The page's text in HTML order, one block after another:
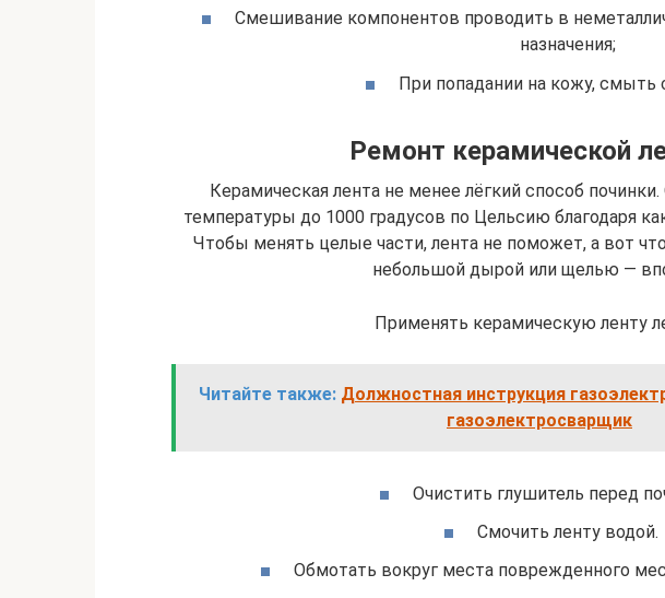
Смешивание компонентов проводить в
назначения;
При попадании на кожу, смыть
Ремонт керамической
Керамическая лента не менее лёгкий способ
температуры до 1000 градусов по Цельсию благодаря
Чтобы менять целые части, лента не поможет, а вот
небольшой дырой или щелью —
Применять керамическую ленту
Читайте также: Должностная инструкция
газоэлектросварщик
Очистить глушитель перед
Смочить ленту водой.
Обмотать вокруг места поврежденного